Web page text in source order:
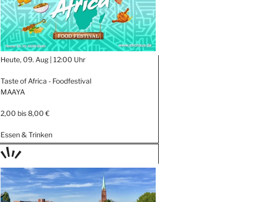
Heute, 09. Aug | 12:00 Uhr
Taste of Africa - Foodfestival
MAAYA
2,00 bis 8,00 €
Essen & Trinken
TAGE
STIPP